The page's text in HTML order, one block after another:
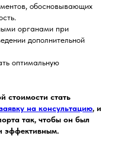
обосновывающих
органами при
дополнительной
оптимальную
стоимости стать
на консультацию, и
так, чтобы он был
эффективным.